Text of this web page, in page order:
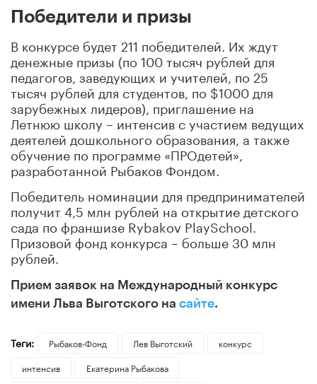
Победители и призы
В конкурсе будет 211 победителей. Их ждут
денежные призы (по 100 тысяч рублей для
педагогов, заведующих и учителей, по 25
тысяч рублей для студентов, по $1000 для
зарубежных лидеров), приглашение на
Летнюю школу – интенсив с участием ведущих
деятелей дошкольного образования, а также
обучение по программе «ПРОдетей»,
разработанной Рыбаков Фондом.
Победитель номинации для предпринимателей
получит 4,5 млн рублей на открытие детского
сада по франшизе Rybakov PlaySchool.
Призовой фонд конкурса – больше 30 млн
рублей.
Прием заявок на Международный конкурс
имени Льва Выготского на сайте.
Теги: Рыбаков-Фонд Лев Выготский
конкурс
интенсив
Екатерина Рыбакова